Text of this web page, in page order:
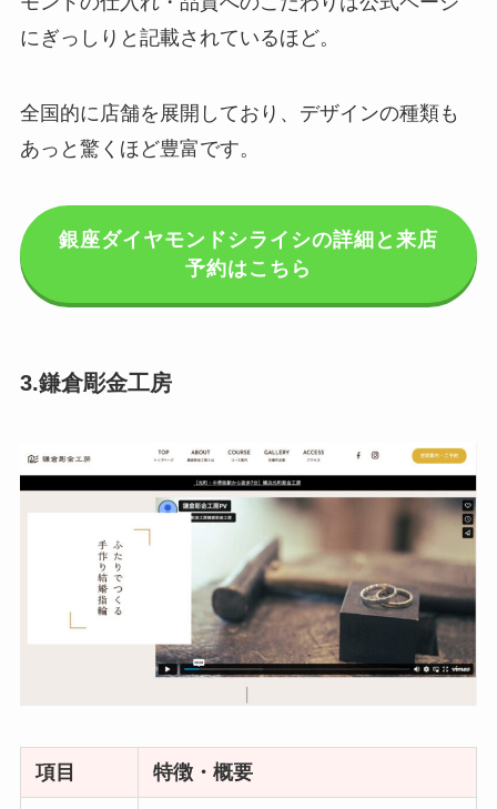
にぎっしりと記載されているほど。
全国的に店舗を展開しており、デザインの種類も
あっと驚くほど豊富です。
銀座ダイヤモンドシライシの詳細と来店
予約はこちら
3.鎌倉彫金工房
項目 特徴・概要